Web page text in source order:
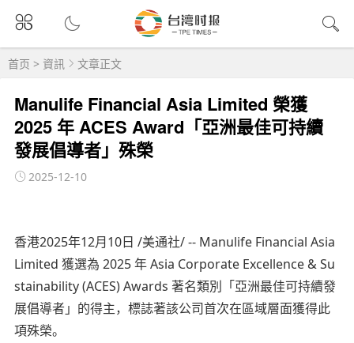
首页 > 資訊 文章正文
Manulife Financial Asia Limited 榮獲
2025 年 ACES Award「亞洲最佳可持續
發展倡導者」殊榮
2025-12-10
香港2025年12月10日 /美通社/ -- Manulife Financial Asia
Limited 獲選為 2025 年 Asia Corporate Excellence & Su
stainability (ACES) Awards 著名類別「亞洲最佳可持續發
展倡導者」的得主，標誌著該公司首次在區域層面獲得此
項殊榮。